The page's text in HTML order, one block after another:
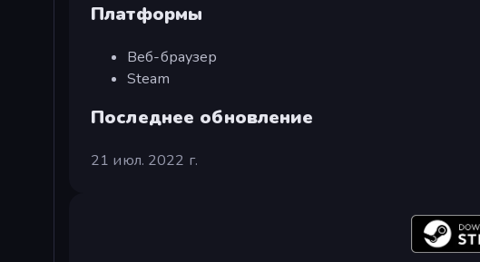
Платформы
Веб-браузер
Steam
Последнее обновление
21 июл. 2022 г.